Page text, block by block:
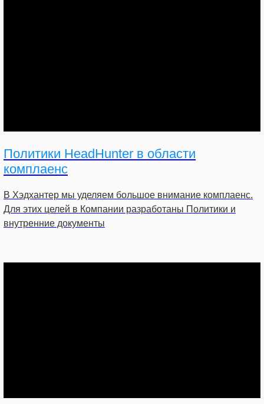
Политики HeadHunter в области
комплаенс
В Хэдхантер мы уделяем большое внимание комплаенс.
Для этих целей в Компании разработаны Политики и
внутренние документы